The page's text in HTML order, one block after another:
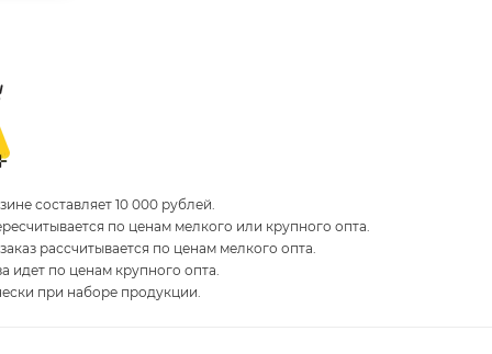
составляет 10 000 рублей.
по ценам мелкого или крупного опта.
рассчитывается по ценам мелкого опта.
идет по ценам крупного опта.
при наборе продукции.